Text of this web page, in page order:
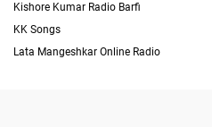
Kishore Kumar Radio Barfi
KK Songs
Lata Mangeshkar Online Radio